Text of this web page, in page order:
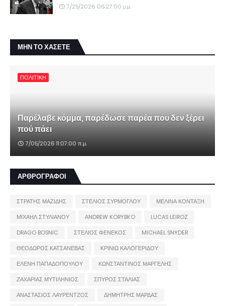
7/25/2026 06:27:00 μ.μ.
ΜΗΝ ΤΟ ΧΑΣΕΤΕ
ΠΟΛΙΤΙΚΗ
Παρέλαβε κόμμα, παρέδωσε παρέα που δεν ξέρει
πού πάει
7/05/2026 11:07:00 π.μ.
ΑΡΘΡΟΓΡΑΦΟΙ
ΣΤΡΑΤΗΣ ΜΑΖΙΔΗΣ ΣΤΕΛΙΟΣ ΣΥΡΜΟΓΛΟΥ
ΜΕΛΙΝΑ ΚΟΝΤΑΞΗ
ΜΙΧΑΗΛ ΣΤΥΛΙΑΝΟΥ
ANDREW KORYBKO
LUCAS LEIROZ
DRAGO BOSNIC
ΣΤΕΛΙΟΣ ΦΕΝΕΚΟΣ
MICHAEL SNYDER
ΘΕΟΔΩΡΟΣ ΚΑΤΣΑΝΕΒΑΣ
ΚΡΙΝΙΩ ΚΑΛΟΓΕΡΙΔΟΥ
ΕΛΕΝΗ ΠΑΠΑΔΟΠΟΥΛΟΥ
ΚΩΝΣΤΑΝΤΙΝΟΣ ΜΑΡΓΕΛΗΣ
ΖΑΧΑΡΙΑΣ ΜΥΤΙΛΗΝΙΟΣ
ΣΠΥΡΟΣ ΣΤΑΛΙΑΣ
ΑΝΑΣΤΑΣΙΟΣ ΛΑΥΡΕΝΤΖΟΣ
ΔΗΜΗΤΡΗΣ ΜΑΡΔΑΣ